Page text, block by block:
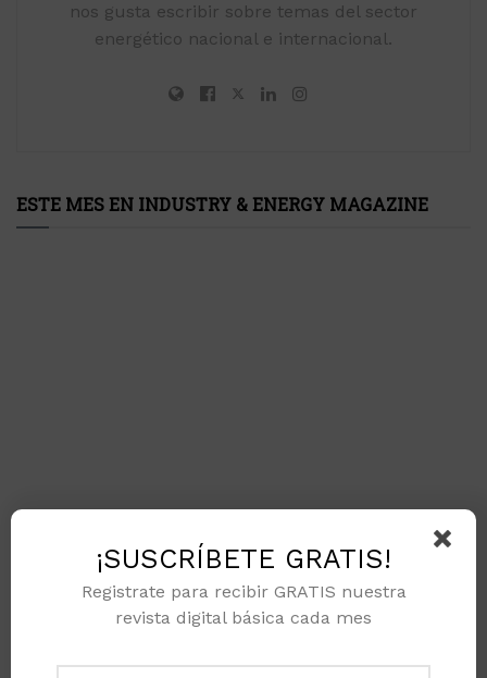
nos gusta escribir sobre temas del sector
energético nacional e internacional.
ESTE MES EN INDUSTRY & ENERGY MAGAZINE
¡SUSCRÍBETE GRATIS!
Registrate para recibir GRATIS nuestra
revista digital básica cada mes